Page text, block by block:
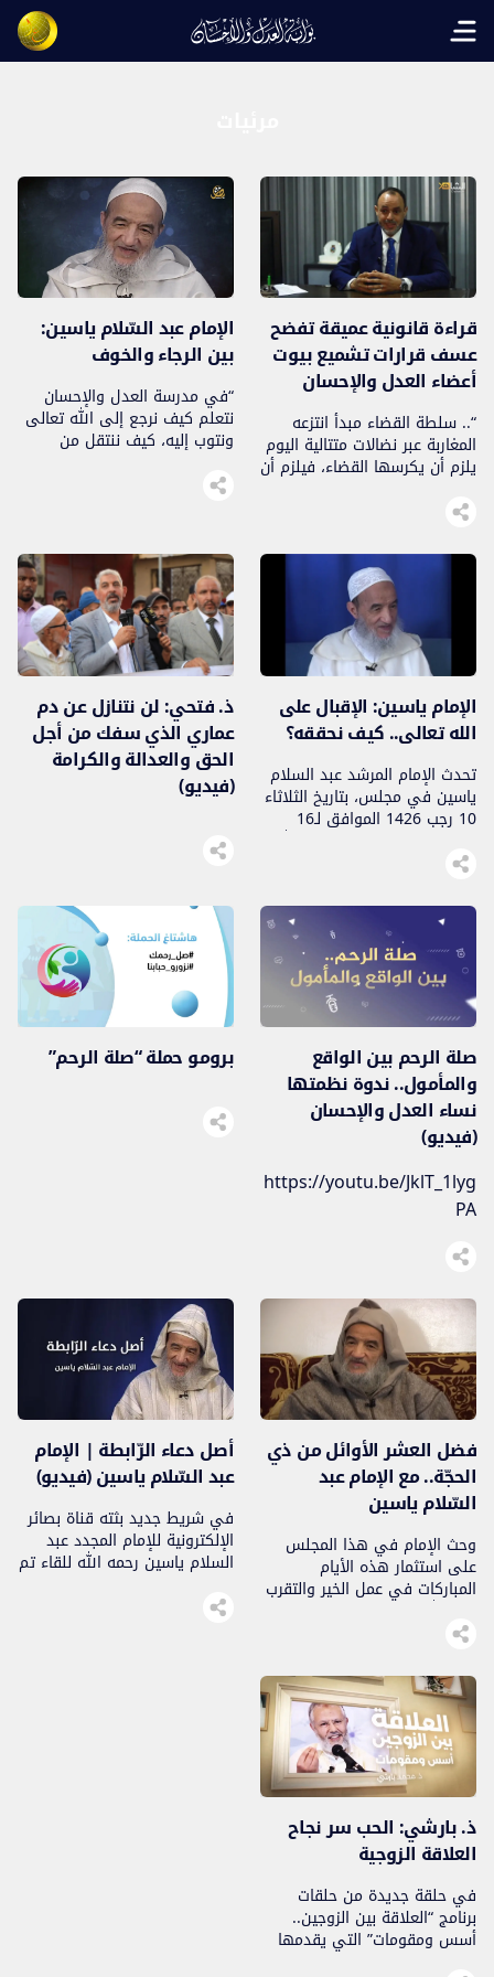
Open main menu
قراءة قانونية عميقة تفضح
عسف قرارات تشميع بيوت
أعضاء العدل والإحسان
“.. سلطة القضاء مبدأ انتزعه
المغاربة عبر نضالات متتالية اليوم
يلزم أن يكرسها القضاء، فيلزم أن
القضائية الدفاع عن هذا المبدإ
الإمام عبد السّلام ياسين:
بين الرجاء والخوف
“في مدرسة العدل والإحسان
نتعلم كيف نرجع إلى الله تعالى
ونتوب إليه، كيف ننتقل من
طلب الدنيا إلى طلب الآخرة ثم
الإمام ياسين: الإقبال على
الله تعالى.. كيف نحققه؟
تحدث الإمام المرشد عبد السلام
ياسين في مجلس، بتاريخ الثلاثاء
10 رجب 1426 الموافق لـ16
غشت 2005، عن شعبة حب الله
تعالى..
ذ. فتحي: لن نتنازل عن دم
عماري الذي سفك من أجل
الحق والعدالة والكرامة
(فيديو)
صلة الرحم بين الواقع
والمأمول.. ندوة نظمتها
نساء العدل والإحسان
(فيديو)
https://youtu.be/JklT_1lyg
PA
برومو حملة “صلة الرحم”
فضل العشر الأوائل من ذي
الحجّة.. مع الإمام عبد
السّلام ياسين
وحث الإمام في هذا المجلس
على استثمار هذه الأيام
المباركات في عمل الخير والتقرب
الصالح فيهن
أصل دعاء الرّابطة | الإمام
عبد السّلام ياسين (فيديو)
في شريط جديد بثته قناة بصائر
الإلكترونية للإمام المجدد عبد
السلام ياسين رحمه الله للقاء تم
ذ. بارشي: الحب سر نجاح
العلاقة الزوجية
في حلقة جديدة من حلقات
برنامج “العلاقة بين الزوجين..
أسس ومقومات” التي يقدمها